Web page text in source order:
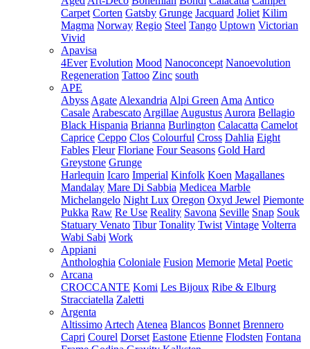
Carpet Corten Gatsby Grunge Jacquard Joliet Kilim
Magma Norway Regio Steel Tango Uptown Victorian
Vivid
Apavisa
4Ever Evolution Mood Nanoconcept Nanoevolution
Regeneration Tattoo Zinc south
APE
Abyss Agate Alexandria Alpi Green Ama Antico
Casale Arabescato Argillae Augustus Aurora Bellagio
Black Hispania Brianna Burlington Calacatta Camelot
Caprice Ceppo Clos Colourful Cross Dahlia Eight
Fables Fleur Floriane Four Seasons Gold Hard
Greystone Grunge
Harlequin Icaro Imperial Kinfolk Koen Magallanes
Mandalay Mare Di Sabbia Medicea Marble
Michelangelo Night Lux Oregon Oxyd Jewel Piemonte
Pukka Raw Re Use Reality Savona Seville Snap Souk
Statuary Venato Tibur Tonality Twist Vintage Volterra
Wabi Sabi Work
Appiani
Anthologhia Coloniale Fusion Memorie Metal Poetic
Arcana
CROCCANTE Komi Les Bijoux Ribe & Elburg
Stracciatella Zaletti
Argenta
Altissimo Artech Atenea Blancos Bonnet Brennero
Capri Courel Dorset Eastone Etienne Flodsten Fontana